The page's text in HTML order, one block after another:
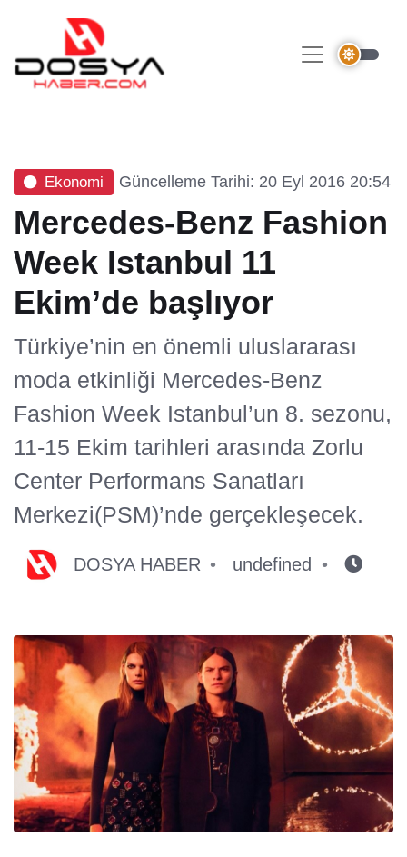
Ekonomi Güncelleme Tarihi: 20 Eyl 2016 20:54
Mercedes-Benz Fashion
Week Istanbul 11
Ekim’de başlıyor
Türkiye’nin en önemli uluslararası
moda etkinliği Mercedes-Benz
Fashion Week Istanbul’un 8. sezonu,
11-15 Ekim tarihleri arasında Zorlu
Center Performans Sanatları
Merkezi(PSM)’nde gerçekleşecek.
DOSYA HABER undefined